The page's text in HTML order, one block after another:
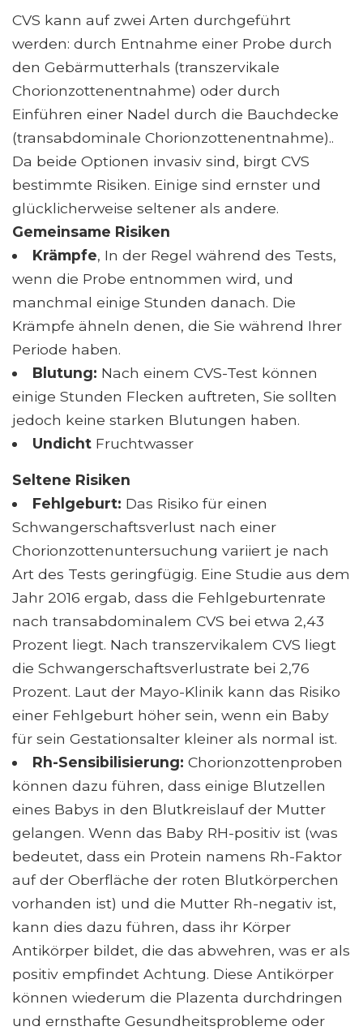
CVS kann auf zwei Arten durchgeführt
werden: durch Entnahme einer Probe durch
den Gebärmutterhals (transzervikale
Chorionzottenentnahme) oder durch
Einführen einer Nadel durch die Bauchdecke
(transabdominale Chorionzottenentnahme)..
Da beide Optionen invasiv sind, birgt CVS
bestimmte Risiken. Einige sind ernster und
glücklicherweise seltener als andere.
Gemeinsame Risiken
Krämpfe, In der Regel während des Tests,
wenn die Probe entnommen wird, und
manchmal einige Stunden danach. Die
Krämpfe ähneln denen, die Sie während Ihrer
Periode haben.
Blutung: Nach einem CVS-Test können
einige Stunden Flecken auftreten, Sie sollten
jedoch keine starken Blutungen haben.
UndichtFruchtwasser
Seltene Risiken
Fehlgeburt: Das Risiko für einen
Schwangerschaftsverlust nach einer
Chorionzottenuntersuchung variiert je nach
Art des Tests geringfügig. Eine Studie aus dem
Jahr 2016 ergab, dass die Fehlgeburtenrate
nach transabdominalem CVS bei etwa 2,43
Prozent liegt. Nach transzervikalem CVS liegt
die Schwangerschaftsverlustrate bei 2,76
Prozent. Laut der Mayo-Klinik kann das Risiko
einer Fehlgeburt höher sein, wenn ein Baby
für sein Gestationsalter kleiner als normal ist.
Rh-Sensibilisierung: Chorionzottenproben
können dazu führen, dass einige Blutzellen
eines Babys in den Blutkreislauf der Mutter
gelangen. Wenn das Baby RH-positiv ist (was
bedeutet, dass ein Protein namens Rh-Faktor
auf der Oberfläche der roten Blutkörperchen
vorhanden ist) und die Mutter Rh-negativ ist,
kann dies dazu führen, dass ihr Körper
Antikörper bildet, die das abwehren, was er als
positiv empfindet Achtung. Diese Antikörper
können wiederum die Plazenta durchdringen
und ernsthafte Gesundheitsprobleme oder